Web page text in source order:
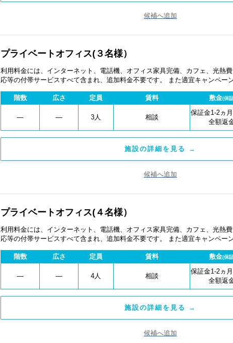
候補へ追加
プライベートオフィス(３名様）
利用料金には、インターネット、電話機、オフィス家具完備、カフェ、光熱
応等の付帯サービスすべて含まれ、追加料金不要です。 また適宜キャンペー
階数
広さ 定員 賃料 敷金(保
― ― 3人 相談
保証金1-2ヵ
全額返金
施設の詳細を見る →
候補へ追加
プライベートオフィス(４名様）
利用料金には、インターネット、電話機、オフィス家具完備、カフェ、光熱
応等の付帯サービスすべて含まれ、追加料金不要です。 また適宜キャンペー
階数
広さ 定員 賃料 敷金(保
― ― 4人 相談
保証金1-2ヵ
全額返金
施設の詳細を見る →
候補へ追加